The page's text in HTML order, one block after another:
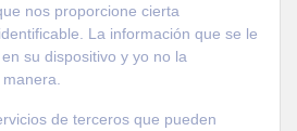
nos proporcione cierta
La información que se le
su dispositivo y yo no la
de terceros que pueden